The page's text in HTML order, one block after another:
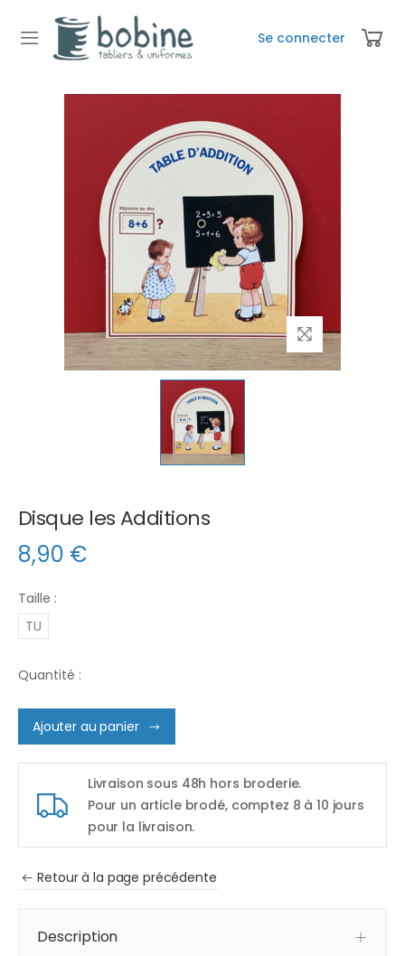
Se connecter
Disque les Additions
8,90 €
Taille :
TU
Quantité :
Ajouter au panier
Livraison sous 48h hors broderie.
Pour un article brodé, comptez 8 à 10 jours
pour la livraison.
Retour à la page précédente
Description